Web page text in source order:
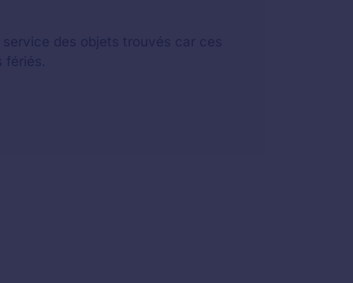
des objets trouvés car ces
fériés.